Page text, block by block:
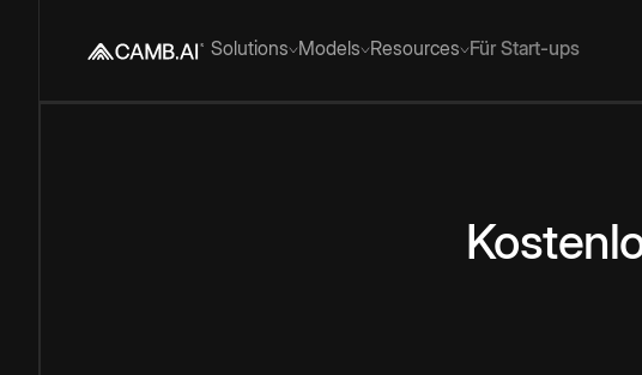
Solutions Models Resources Für Start-ups